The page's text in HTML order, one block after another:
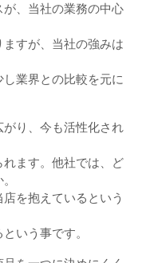
、当社の業務の中心
すが、当社の強みは
業界との比較を元に
り、今も活性化され
ます。他社では、ど
を抱えているという
いう事です。